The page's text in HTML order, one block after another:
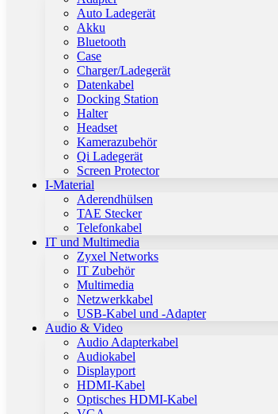
Auto Ladegerät
Akku
Bluetooth
Case
Charger/Ladegerät
Datenkabel
Docking Station
Halter
Headset
Kamerazubehör
Qi Ladegerät
Screen Protector
I-Material
Aderendhülsen
TAE Stecker
Telefonkabel
IT und Multimedia
Zyxel Networks
IT Zubehör
Multimedia
Netzwerkkabel
USB-Kabel und -Adapter
Audio & Video
Audio Adapterkabel
Audiokabel
Displayport
HDMI-Kabel
Optisches HDMI-Kabel